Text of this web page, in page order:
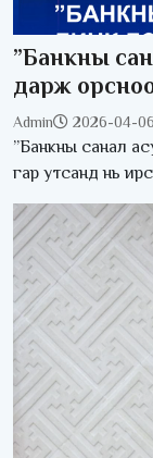
”Банкны
дарж
залилуулжээ
Admin 2026-04-06
”Банкны санал
гар утсанд нь